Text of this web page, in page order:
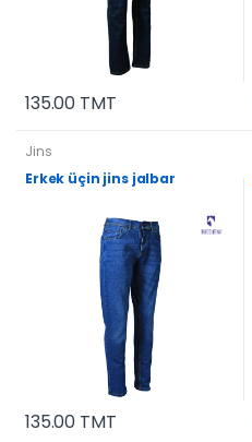
135.00 TMT
Jins
Erkek üçin jins jalbar
135.00 TMT